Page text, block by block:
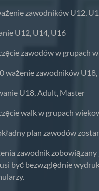
zawodników U12,
U12, U14, U16
zawodów w grupach
ważenie zawodników
U18, Adult, Master
walk w grupach
plan zawodów
zawodnik
być bezwzględnie